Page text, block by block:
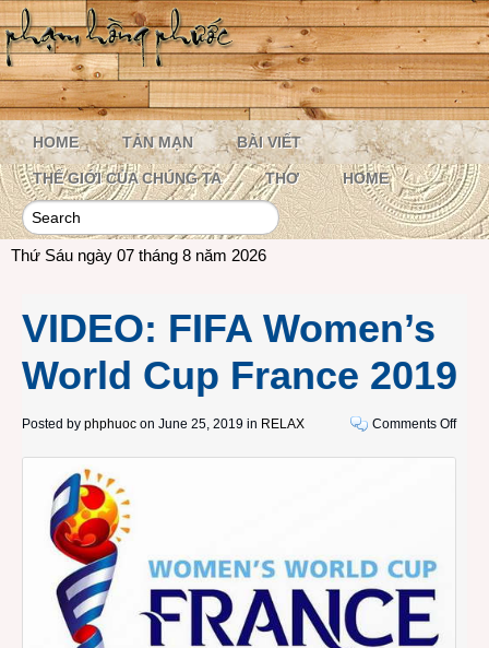
HOME TẢN MẠN BÀI VIẾT
THẾ GIỚI CỦA CHÚNG TA THƠ HOME
Thứ Sáu ngày 07 tháng 8 năm 2026
VIDEO: FIFA Women’s
World Cup France 2019
Posted by phphuoc on June 25, 2019 in RELAX Comments Offon